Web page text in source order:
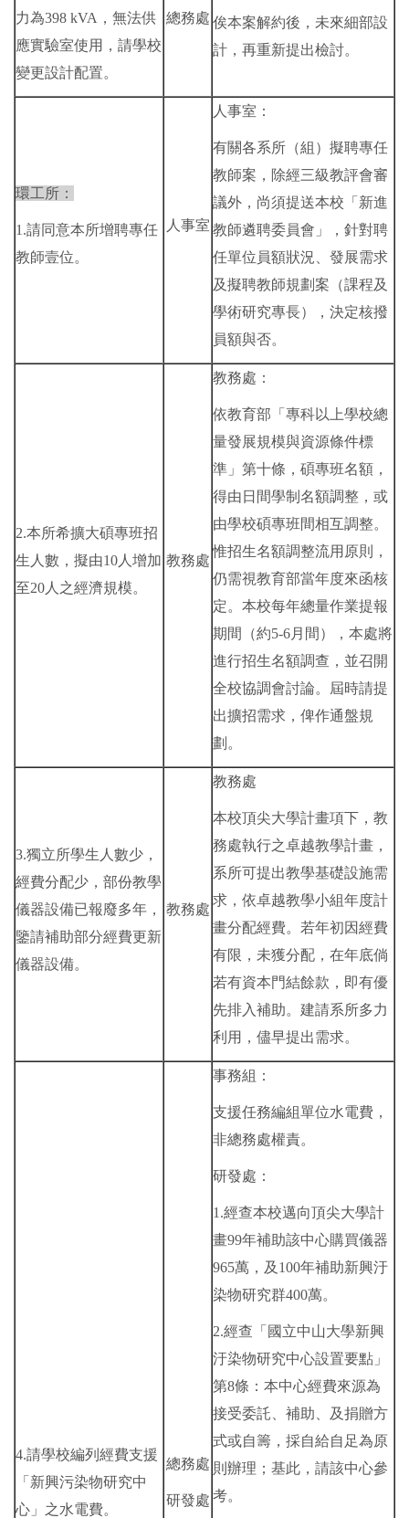
力為398 kVA，無法供
應實驗室使用，請學校
變更設計配置。
總務處 俟本案解約後，未來細部設
計，再重新提出檢討。
環工所：
1.請同意本所增聘專任
教師壹位。
人事室
人事室：
有關各系所（組）擬聘專任
教師案，除經三級教評會審
議外，尚須提送本校「新進
教師遴聘委員會」，針對聘
任單位員額狀況、發展需求
及擬聘教師規劃案（課程及
學術研究專長），決定核撥
員額與否。
2.本所希擴大碩專班招
生人數，擬由10人增加
至20人之經濟規模。
教務處
教務處：
依教育部「專科以上學校總
量發展規模與資源條件標
準」第十條，碩專班名額，
得由日間學制名額調整，或
由學校碩專班間相互調整。
惟招生名額調整流用原則，
仍需視教育部當年度來函核
定。本校每年總量作業提報
期間（約5-6月間），本處將
進行招生名額調查，並召開
全校協調會討論。屆時請提
出擴招需求，俾作通盤規
劃。
3.獨立所學生人數少，
經費分配少，部份教學
儀器設備已報廢多年，
鑒請補助部分經費更新
儀器設備。
教務處
教務處
本校頂尖大學計畫項下，教
務處執行之卓越教學計畫，
系所可提出教學基礎設施需
求，依卓越教學小組年度計
畫分配經費。若年初因經費
有限，未獲分配，在年底倘
若有資本門結餘款，即有優
先排入補助。建請系所多力
利用，儘早提出需求。
4.請學校編列經費支援
「新興污染物研究中
心」之水電費。
總務處
研發處
事務組：
支援任務編組單位水電費，
非總務處權責。
研發處：
1.經查本校邁向頂尖大學計
畫99年補助該中心購買儀器
965萬，及100年補助新興汙
染物研究群400萬。
2.經查「國立中山大學新興
汙染物研究中心設置要點」
第8條：本中心經費來源為
接受委託、補助、及捐贈方
式或自籌，採自給自足為原
則辦理；基此，請該中心參
考。